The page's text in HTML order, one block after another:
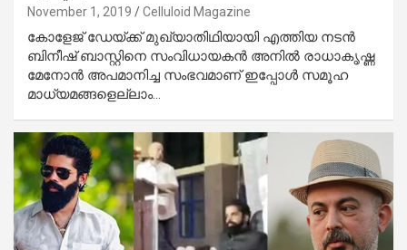
November 1, 2019 Celluloid Magazine
കോളേജ് ഡേയ്ക്ക് മുഖ്യാതിഥിയായി എത്തിയ നടന്‍
ബിനീഷ് ബാസ്റ്റിനെ സംവിധായകന്‍ അനില്‍ രാധാകൃഷ്ണ
മേനോന്‍ അപമാനിച്ച സംഭവമാണ് ഇപ്പോള്‍ സമൂഹ
മാധ്യമങ്ങളെല്ലാം…